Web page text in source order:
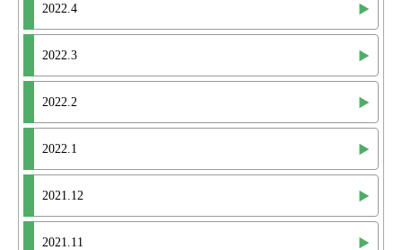
2022.4
2022.3
2022.2
2022.1
2021.12
2021.11